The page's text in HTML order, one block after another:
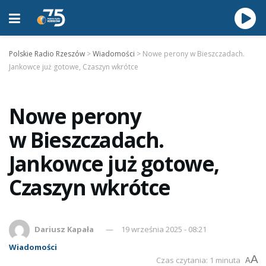
Polskie Radio Rzeszów >Wiadomości > Nowe perony w Bieszczadach.
Jankowce już gotowe, Czaszyn wkrótce
Nowe perony
w Bieszczadach.
Jankowce już gotowe,
Czaszyn wkrótce
Dariusz Kapała
19 września 2025 - 08:21
Wiadomości
Czas czytania: 1 minuta AA